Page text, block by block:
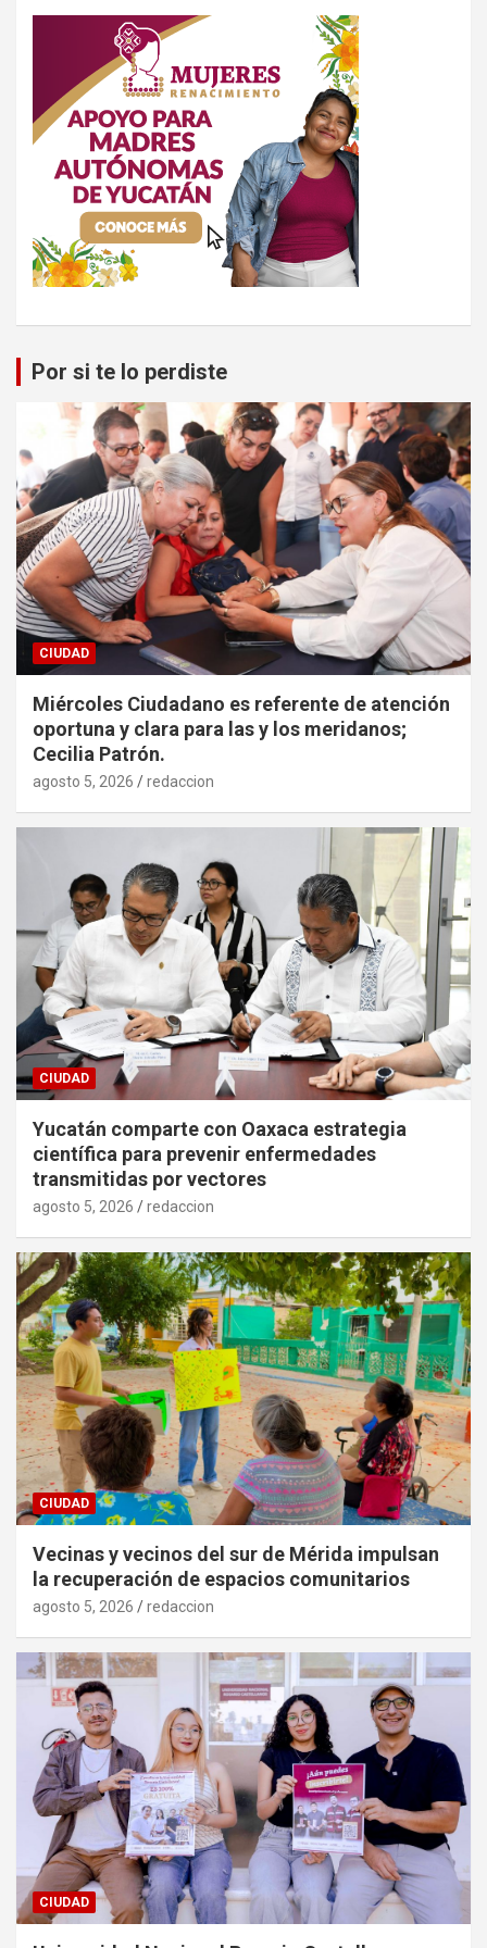
Por si te lo perdiste
CIUDAD
Miércoles Ciudadano es referente de atención
oportuna y clara para las y los meridanos;
Cecilia Patrón.
agosto 5, 2026 redaccion
CIUDAD
Yucatán comparte con Oaxaca estrategia
científica para prevenir enfermedades
transmitidas por vectores
agosto 5, 2026 redaccion
CIUDAD
Vecinas y vecinos del sur de Mérida impulsan
la recuperación de espacios comunitarios
agosto 5, 2026 redaccion
CIUDAD